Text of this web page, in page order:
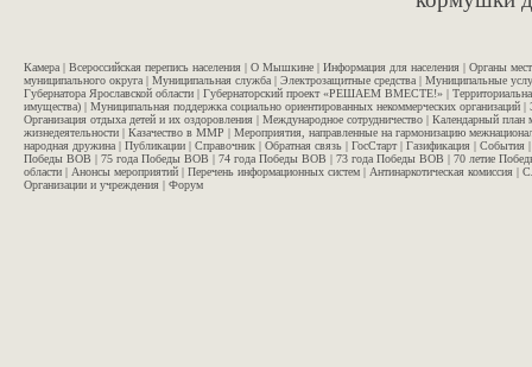
Камера | Всероссийская перепись населения | О Мышкине | Информация для населения | Органы
муниципального округа | Муниципальная служба | Электрозащитные средства | Муниципальные
Губернатора Ярославской области | Губернаторский проект «РЕШАЕМ ВМЕСТЕ!» |
имущества) | Муниципальная поддержка социально ориентированных некоммерческих организаций |
Организация отдыха детей и их оздоровления | Международное сотрудничество | Календарный план
жизнедеятельности | Казачество в ММР | Мероприятия, направленные на гармонизацию
народная дружина | Публикации | Справочник | Обратная связь | ГосСтарт| Газификация | События
Победы ВОВ | 75 года Победы ВОВ | 74 года Победы ВОВ | 73 года Победы ВОВ | 70 летие
области | Анонсы мероприятий | Перечень информационных систем | Антинаркотическая комиссия |
Организации и учреждения | Форум